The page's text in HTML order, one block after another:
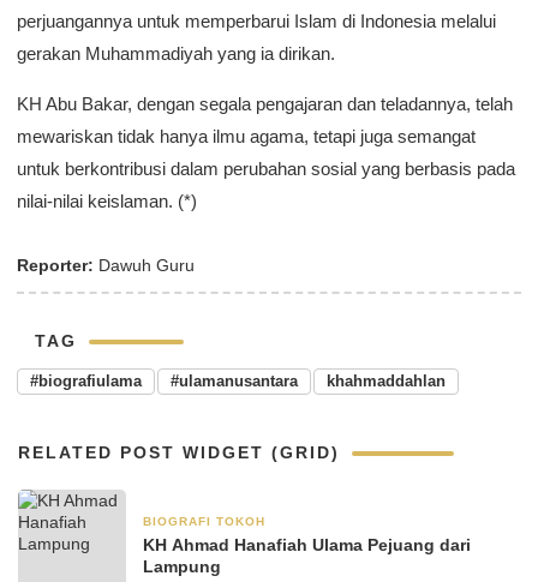
perjuangannya untuk memperbarui Islam di Indonesia melalui
gerakan Muhammadiyah yang ia dirikan.
KH Abu Bakar, dengan segala pengajaran dan teladannya, telah
mewariskan tidak hanya ilmu agama, tetapi juga semangat
untuk berkontribusi dalam perubahan sosial yang berbasis pada
nilai-nilai keislaman. (*)
Reporter: Dawuh Guru
TAG
#biografiulama #ulamanusantara khahmaddahlan
RELATED POST WIDGET (GRID)
BIOGRAFI TOKOH
KH Ahmad Hanafiah Ulama Pejuang dari
Lampung